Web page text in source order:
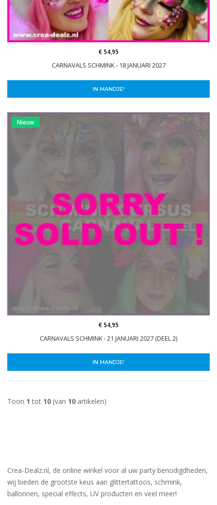
CARNAVALS SCHMINK - 18 JANUARI 2027
€ 54,95
IN MANDJE!
Nieuw
CARNAVALS SCHMINK - 21 JANUARI 2027 (DEEL 2)
€ 54,95
IN MANDJE!
Toon 1 tot 10 (van 10 artikelen)
Crea-Dealz.nl, de online winkel voor al uw party benodigdheden,
wij bieden de grootste keus aan glittertattoos, schmink,
ballonnen, special effects, UV producten en veel meer!